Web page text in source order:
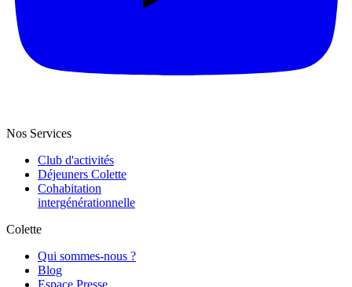
Nos Services
Club d'activités
Déjeuners Colette
Cohabitation
intergénération­nelle
Colette
Qui sommes-nous ?
Blog
Espace Presse